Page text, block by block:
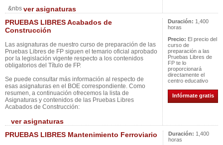
&nbs ver asignaturas
PRUEBAS LIBRES Acabados de
Construcción
Las asignaturas de nuestro curso de preparación de las
Pruebas Libres de FP siguen el temario oficial aprobado
por la legislación vigente respecto a los contenidos
obligatorios del Título de FP.
Se puede consultar más información al respecto de
esas asignaturas en el BOE correspondiente. Como
resumen, a continuación ofrecemos la lista de
Asignaturas y contenidos de las Pruebas Libres
Acabados de Construcción:
ver asignaturas
Duración: 1,400
horas
Precio: El precio del
curso de
preparación a las
Pruebas Libres de
FP te lo
proporcionará
directamente el
centro educativo
Infórmate gratis
PRUEBAS LIBRES Mantenimiento Ferroviario Duración: 1,400
horas